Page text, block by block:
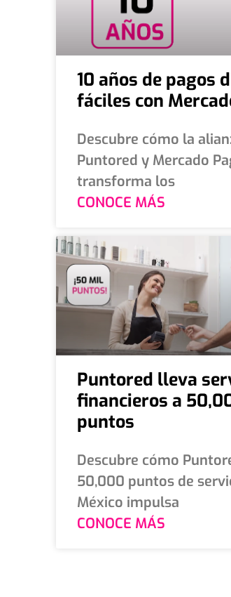
10 años de pagos
fáciles con
Descubre cómo la
Puntored y Mercado
transforma los
CONOCE MÁS
Puntored lleva
financieros a
puntos
Descubre cómo
50,000 puntos de
México impulsa
CONOCE MÁS